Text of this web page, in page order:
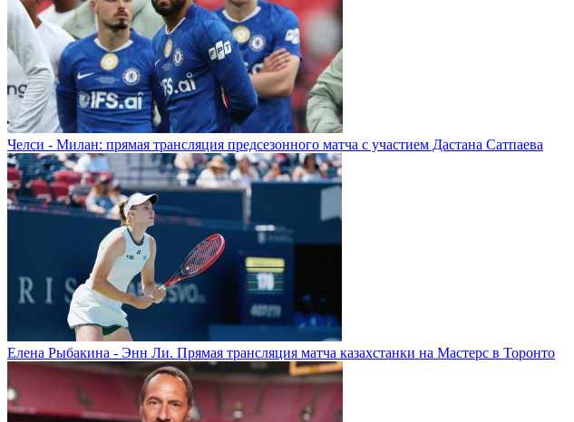
Челси - Милан: прямая трансляция предсезонного матча с участием Дастана Сатпаева
Елена Рыбакина - Энн Ли. Прямая трансляция матча казахстанки на Мастерс в Торонто